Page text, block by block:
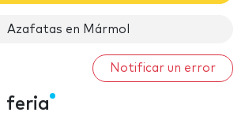
Azafatas en Mármol
Notificar un error
feria